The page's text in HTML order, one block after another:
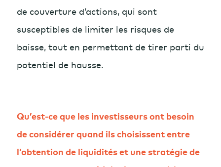
de couverture d’actions, qui sont
susceptibles de limiter les risques de
baisse, tout en permettant de tirer parti du
potentiel de hausse.
Qu’est-ce que les investisseurs ont besoin
de considérer quand ils choisissent entre
l’obtention de liquidités et une stratégie de